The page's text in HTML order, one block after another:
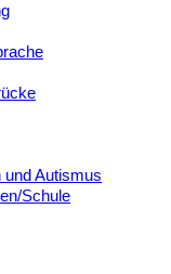
und Autismus
Schule